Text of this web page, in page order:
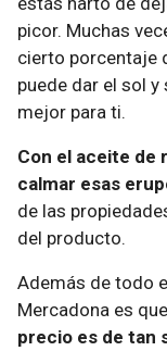
picor. Muchas
cierto porcentaje
puede dar el sol
mejor para ti.
Con el aceite de
calmar esas
de las
del producto.
Además de todo
Mercadona es
precio es de tan